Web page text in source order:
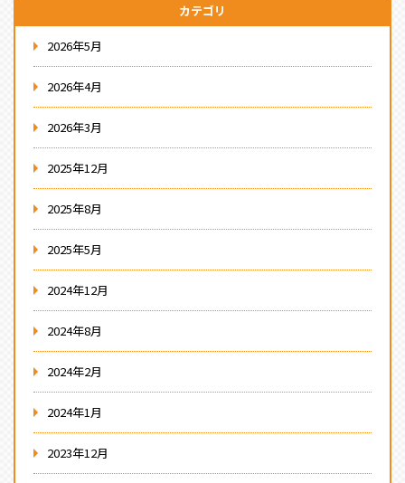
カテゴリ
2026年5月
2026年4月
2026年3月
2025年12月
2025年8月
2025年5月
2024年12月
2024年8月
2024年2月
2024年1月
2023年12月